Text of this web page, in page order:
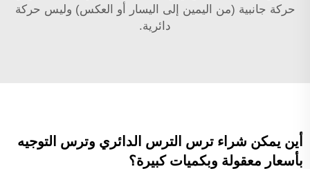
حركة جانبية (من اليمين إلى اليسار أو العكس) وليس حركة
دائرية.
أين يمكن شراء ترس الترس الدائري وترس التوجيه
بأسعار معقولة وبكميات كبيرة؟